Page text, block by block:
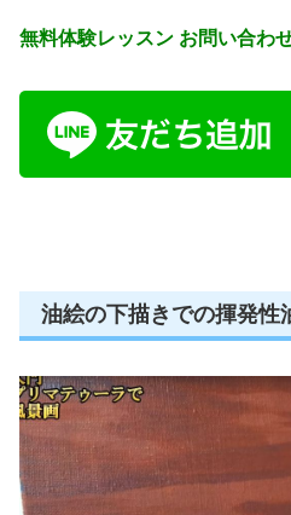
無料体験レッスン お問い合わ
油絵の下描きでの揮発性